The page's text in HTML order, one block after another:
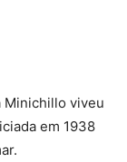
Minichillo viveu
em 1938